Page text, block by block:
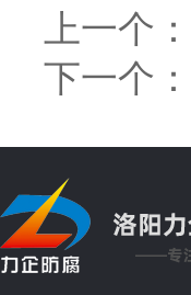
上一个：
下一个：